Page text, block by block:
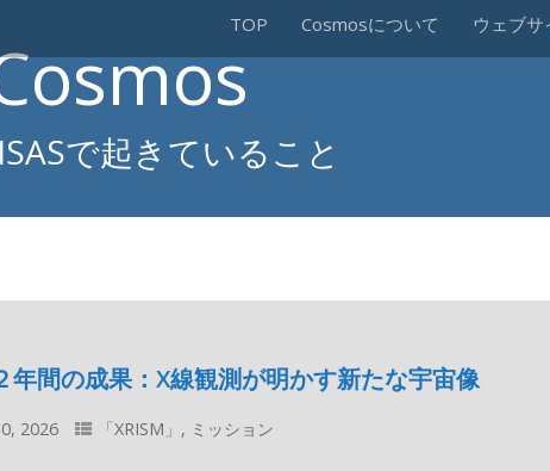
TOP Cosmosについて ウェブサ
で起きていること
年間の成果：X線観測が明かす新たな宇宙像
2026 「XRISM」 , ミッション